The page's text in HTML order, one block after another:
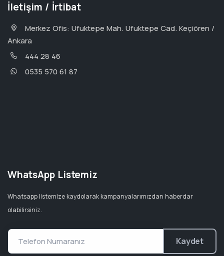
İletişim / İrtibat
Merkez Ofis: Ufuktepe Mah. Ufuktepe Cad. Keçiören /
Ankara
444 28 46
0535 570 61 87
WhatsApp Listemiz
Whatsapp listemize kaydolarak kampanyalarımızdan haberdar
olabilirsiniz.
Kaydet